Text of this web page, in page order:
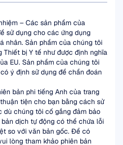
– Các sản phẩm của
sử dụng cho các ứng dụng
nhân. Sản phẩm của chúng tôi
Thiết bị Y tế như được định nghĩa
EU. Sản phẩm của chúng tôi
ý định sử dụng để chẩn đoán
bản phi tiếng Anh của trang
tiện cho bạn bằng cách sử
dù chúng tôi cố gắng đảm bảo
dịch tự động có thể chứa lỗi
so với văn bản gốc. Để có
lòng tham khảo phiên bản